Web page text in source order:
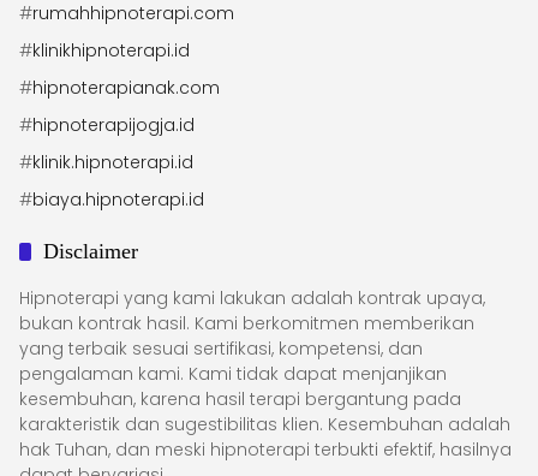
#rumahhipnoterapi.com
#klinikhipnoterapi.id
#hipnoterapianak.com
#hipnoterapijogja.id
#klinik.hipnoterapi.id
#biaya.hipnoterapi.id
Disclaimer
Hipnoterapi yang kami lakukan adalah kontrak upaya,
bukan kontrak hasil. Kami berkomitmen memberikan
yang terbaik sesuai sertifikasi, kompetensi, dan
pengalaman kami. Kami tidak dapat menjanjikan
kesembuhan, karena hasil terapi bergantung pada
karakteristik dan sugestibilitas klien. Kesembuhan adalah
hak Tuhan, dan meski hipnoterapi terbukti efektif, hasilnya